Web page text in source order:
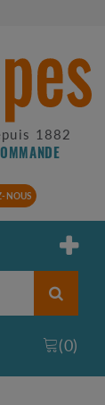
1882
NOUS
(0)